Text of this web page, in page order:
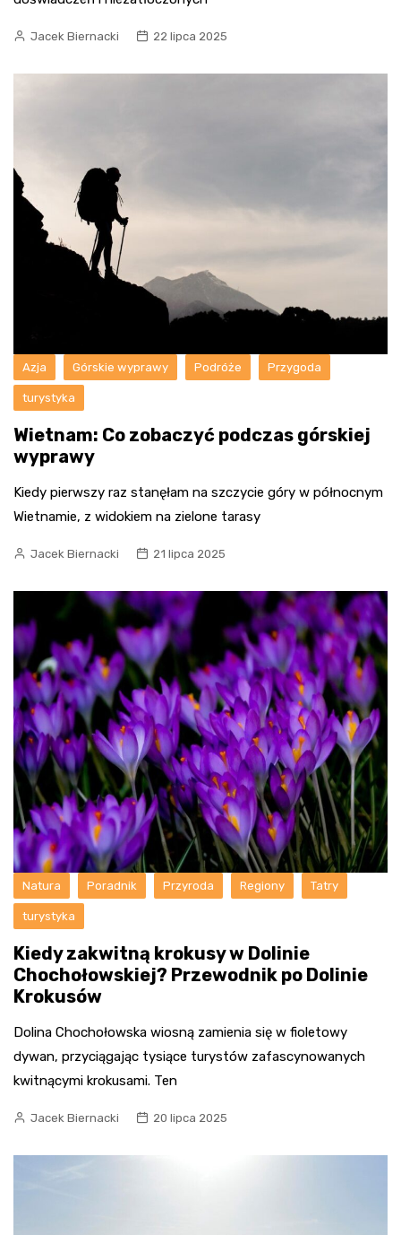
Jacek Biernacki 22 lipca 2025
Azja Górskie wyprawy Podróże Przygoda
turystyka
Wietnam: Co zobaczyć podczas górskiej
wyprawy
Kiedy pierwszy raz stanęłam na szczycie góry w północnym
Wietnamie, z widokiem na zielone tarasy
Jacek Biernacki 21 lipca 2025
Natura Poradnik Przyroda Regiony Tatry
turystyka
Kiedy zakwitną krokusy w Dolinie
Chochołowskiej? Przewodnik po Dolinie
Krokusów
Dolina Chochołowska wiosną zamienia się w fioletowy
dywan, przyciągając tysiące turystów zafascynowanych
kwitnącymi krokusami. Ten
Jacek Biernacki 20 lipca 2025